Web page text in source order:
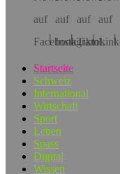
Startseite
Schweiz
International
Wirtschaft
Sport
Leben
Spass
Digital
Wissen